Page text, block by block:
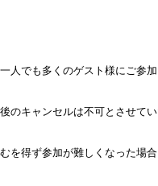
人でも多くのゲスト様にご参加
のキャンセルは不可とさせてい
を得ず参加が難しくなった場合